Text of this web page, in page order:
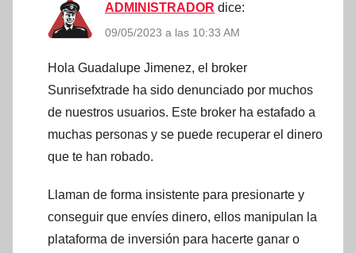
ADMINISTRADOR dice:
09/05/2023 a las 10:33 AM
Hola Guadalupe Jimenez, el broker
Sunrisefxtrade ha sido denunciado por muchos
de nuestros usuarios. Este broker ha estafado a
muchas personas y se puede recuperar el dinero
que te han robado.
Llaman de forma insistente para presionarte y
conseguir que envíes dinero, ellos manipulan la
plataforma de inversión para hacerte ganar o